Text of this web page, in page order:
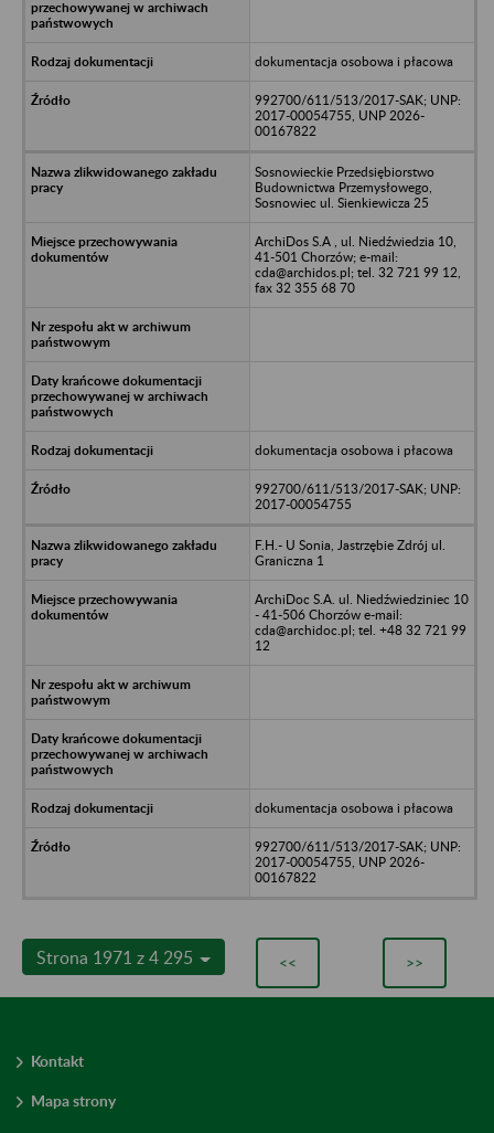
dokumentacja osobowa i płacowa
992700/611/513/2017-SAK; UNP:
2017-00054755, UNP 2026-
00167822
Sosnowieckie Przedsiębiorstwo
Budownictwa Przemysłowego,
Sosnowiec ul. Sienkiewicza 25
ArchiDos S.A , ul. Niedźwiedzia 10,
41-501 Chorzów; e-mail:
cda@archidos.pl; tel. 32 721 99 12,
fax 32 355 68 70
dokumentacja osobowa i płacowa
992700/611/513/2017-SAK; UNP:
2017-00054755
F.H.- U Sonia, Jastrzębie Zdrój ul.
Graniczna 1
ArchiDoc S.A. ul. Niedźwiedziniec 10
- 41-506 Chorzów e-mail:
cda@archidoc.pl; tel. +48 32 721 99
12
dokumentacja osobowa i płacowa
992700/611/513/2017-SAK; UNP:
2017-00054755, UNP 2026-
00167822
Strona 1971 z 4 295 << >>
Kontakt
Mapa strony